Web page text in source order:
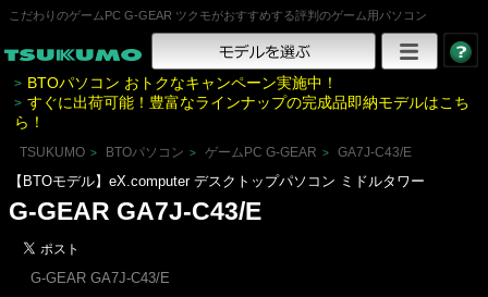
こだわりのゲームPC G-GEAR ツクモがおすすめする評判のゲーム用パソコン
> BTOパソコン おトクなキャンペーン実施中！
> すぐに出荷可能！豊富なラインナップの完成品即納モデルはこち
ら！
TSUKUMO > BTOパソコン > ゲームPC G-GEAR > GA7J-C43/E
【BTOモデル】eX.computer デスクトップパソコン ミドルタワー
G-GEAR GA7J-C43/E
G-GEAR GA7J-C43/E